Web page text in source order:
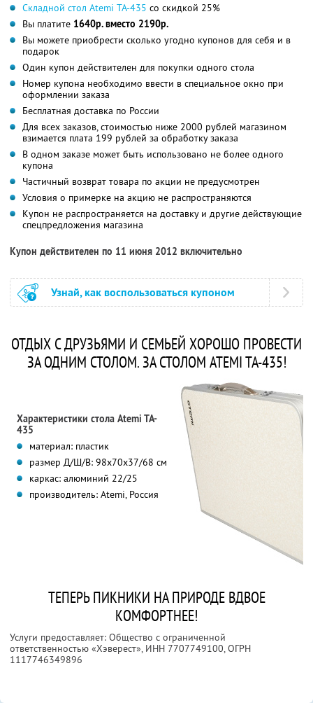
Складной стол Atemi TA-435 со скидкой 25%
Вы платите 1640р. вместо 2190р.
Вы можете приобрести сколько угодно купонов для себя и в
подарок
Один купон действителен для покупки одного стола
Номер купона необходимо ввести в специальное окно при
оформлении заказа
Бесплатная доставка по России
Для всех заказов, стоимостью ниже 2000 рублей магазином
взимается плата 199 рублей за обработку заказа
В одном заказе может быть использовано не более одного
купона
Частичный возврат товара по акции не предусмотрен
Условия о примерке на акцию не распространяются
Купон не распространяется на доставку и другие действующие
спецпредложения магазина
Купон действителен по 11 июня 2012 включительно
Узнай, как воспользоваться купоном
ОТДЫХ С ДРУЗЬЯМИ И СЕМЬЕЙ ХОРОШО ПРОВЕСТИ
ЗА ОДНИМ СТОЛОМ. ЗА СТОЛОМ ATEMI TA-435!
Характеристики стола Atemi TA-
435
материал: пластик
размер Д/Ш/В: 98x70x37/68 см
каркас: алюминий 22/25
производитель: Atemi, Россия
ТЕПЕРЬ ПИКНИКИ НА ПРИРОДЕ ВДВОЕ
КОМФОРТНЕЕ!
Услуги предоставляет: Общество с ограниченной
ответственностью «Хэверест», ИНН 7707749100, ОГРН
1117746349896